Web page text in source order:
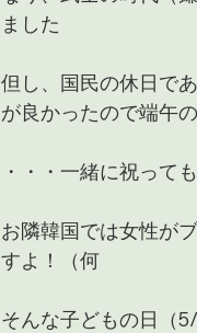
ました
但し、国民の休日で
が良かったので端午
・・・一緒に祝って
お隣韓国では女性が
すよ！（何
そんな子どもの日（